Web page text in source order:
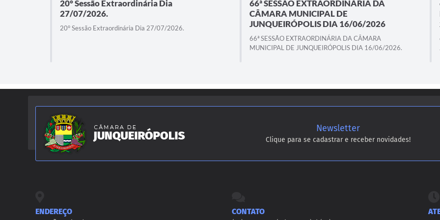
20° Sessão Extraordinária Dia
27/07/2026.
20° Sessão Extraordinária Dia 27/07/2026.
66ª SESSÃO EXTRAORDINÁRIA DA
CÂMARA MUNICIPAL DE
JUNQUEIRÓPOLIS DIA 16/06/2026
66ª SESSÃO EXTRAORDINÁRIA DA CÂMARA
MUNICIPAL DE JUNQUEIRÓPOLIS DIA 16/06/2026.
Newsletter
Clique para se cadastrar e receber novidades!
ENDEREÇO CONTATO